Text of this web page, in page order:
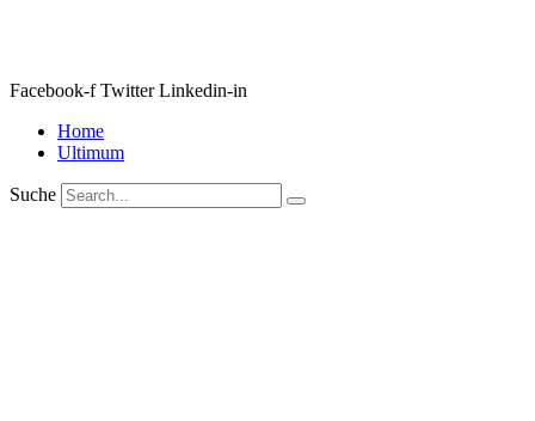
Facebook-f Twitter Linkedin-in
Home
Ultimum
Suche